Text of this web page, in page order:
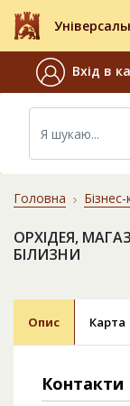
Вхід в
Головна
ОРХІДЕЯ,
БІЛИЗНИ
Опис Карта
Контакти